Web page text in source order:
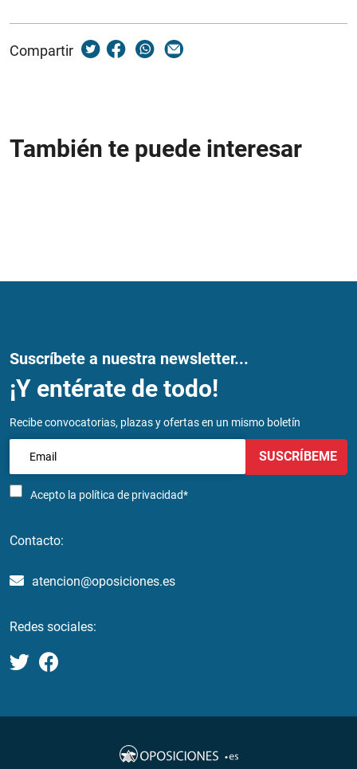
Compartir
También te puede interesar
Suscríbete a nuestra newsletter...
¡Y entérate de todo!
Recibe convocatorias, plazas y ofertas en un mismo boletín
Acepto la política de privacidad*
SUSCRÍBEME
Contacto:
atencion@oposiciones.es
Redes sociales: